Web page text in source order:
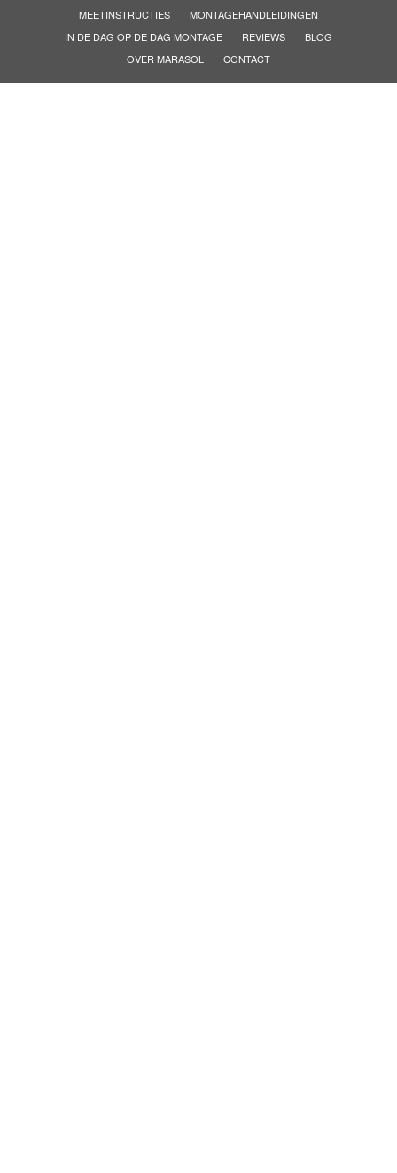
MEETINSTRUCTIES
MONTAGEHANDLEIDINGEN
IN DE DAG OP DE DAG MONTAGE
REVIEWS
BLOG
OVER MARASOL
CONTACT